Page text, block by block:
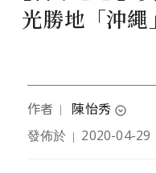
光勝地「沖
作者 ｜ 陳怡秀 expand_circle_down
曾任影音記者、文字
發佈於 ｜ 2020-04-29